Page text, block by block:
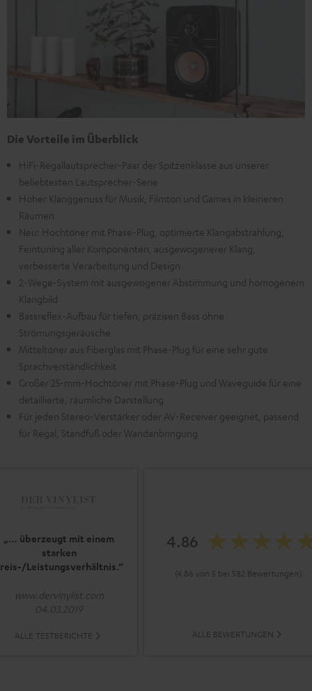
Die Vorteile im Überblick
HiFi-Regallautsprecher-Paar der Spitzenklasse aus unserer
beliebtesten Lautsprecher-Serie
Hoher Klanggenuss für Musik, Filmton und Games in kleineren
Räumen
Neu: Hochtöner mit Phase-Plug, optimierte Klangabstrahlung,
Feintuning aller Komponenten, ausgewogenerer Klang,
verbesserte Verarbeitung und Design
2-Wege-System mit ausgewogener Abstimmung und homogenem
Klangbild
Bassreflex-Aufbau für tiefen, präzisen Bass ohne
Strömungsgeräusche
Mitteltöner aus Fiberglas mit Phase-Plug für eine sehr gute
Sprachverständlichkeit
Großer 25-mm-Hochtöner mit Phase-Plug und Waveguide für eine
detaillierte, räumliche Darstellung
Für jeden Stereo-Verstärker oder AV-Receiver geeignet, passend
für Regal, Standfuß oder Wandanbringung
„… überzeugt mit einem
starken
Leistungsverhältnis.“
www.dervinylist.com
04.03.2019
ALLE TESTBERICHTE
4.86
(4.86 von 5 bei 582 Bewertungen)
ALLE BEWERTUNGEN